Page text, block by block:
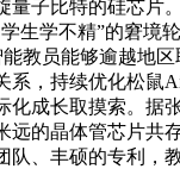
量子比特的硅芯片
生学不精”的窘境
教员能够逾越地
系，持续优化松鼠
化成长取摸索。据
远的晶体管芯片共
队、丰硕的专利，